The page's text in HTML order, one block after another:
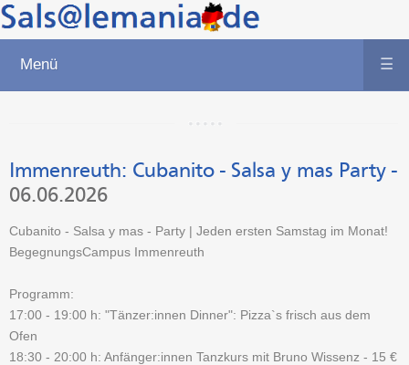
Menü ☰
Immenreuth: Cubanito - Salsa y mas Party -
06.06.2026
Cubanito - Salsa y mas - Party | Jeden ersten Samstag im Monat!
BegegnungsCampus Immenreuth
Programm:
17:00 - 19:00 h: "Tänzer:innen Dinner": Pizza`s frisch aus dem
Ofen
18:30 - 20:00 h: Anfänger:innen Tanzkurs mit Bruno Wissenz - 15 €